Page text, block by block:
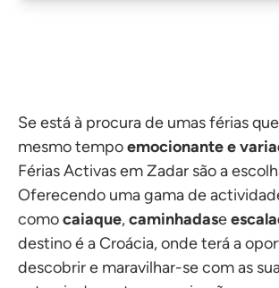
Se está à procura de umas férias
mesmo tempoemocionante e
Férias Activas em Zadar são a
Oferecendo uma gama de
comocaiaque,caminhadase
destino é a Croácia, onde terá a
descobrir e maravilhar-se com as